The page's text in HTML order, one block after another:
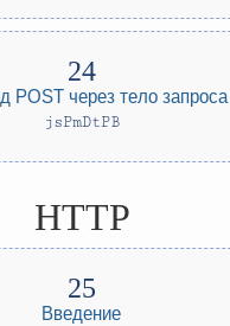
POST через тело запроса
jsPmDtPB
HTTP
Введение